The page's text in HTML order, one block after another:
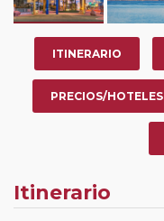
ITINERARIO
PRECIOS/HOTELES
Itinerario